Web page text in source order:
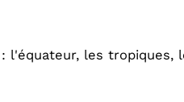
les tropiques,